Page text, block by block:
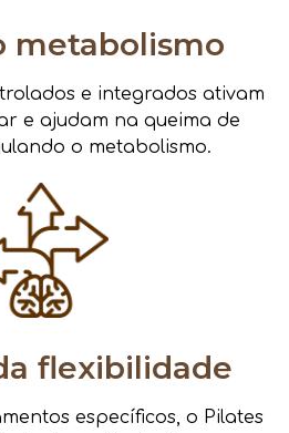
metabolismo
e integrados ativam
e ajudam na queima de
o metabolismo.
flexibilidade
específicos, o Pilates